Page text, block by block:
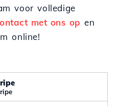
voor volledige
met ons op en
online!